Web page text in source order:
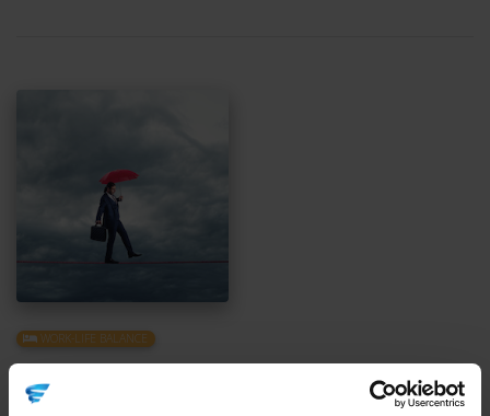
WORK-LIFE BALANCE
8 godzin w pracy i 8 godzin w domu? Niby
chcesz po równo, a wychodzi gó***!